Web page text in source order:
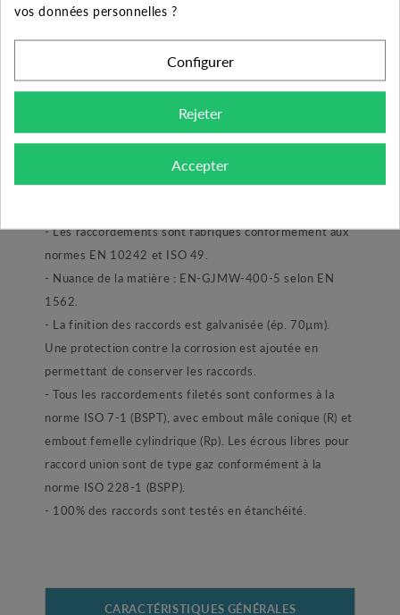
Découvrez la réduction mâle-femelle galvanisée de
diamètre 2"1/2 x 1"1/4 pour le raccordement de vos
distribution d'eau, d'eau
potable, de gaz, de vapeur, de liquide et de gaz non
corrosifs. Systèmes CVC.
- Les raccordements sont fabriqués conformément aux
normes EN 10242 et ISO 49.
- Nuance de la matière : EN-GJMW-400-5 selon EN
1562.
- La finition des raccords est galvanisée (ép. 70µm).
Une protection contre la corrosion est ajoutée en
permettant de conserver les raccords.
- Tous les raccordements filetés sont conformes à la
norme ISO 7-1 (BSPT), avec embout mâle conique (R) et
embout femelle cylindrique (Rp). Les écrous libres pour
raccord union sont de type gaz conformément à la
norme ISO 228-1 (BSPP).
- 100% des raccords sont testés en étanchéité.
CARACTÉRISTIQUES GÉNÉRALES
vos données personnelles ?
Configurer
Rejeter
Accepter